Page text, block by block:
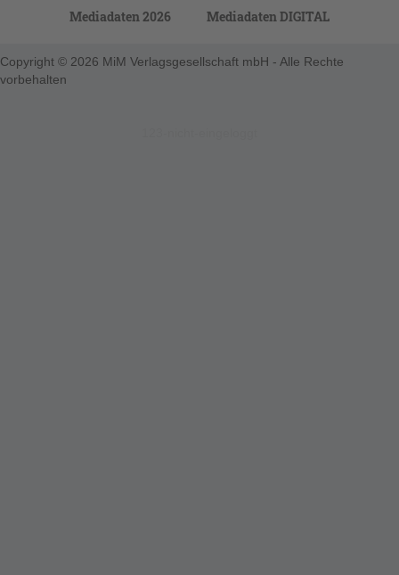
Mediadaten 2026 Mediadaten DIGITAL
Copyright © 2026 MiM Verlagsgesellschaft mbH - Alle Rechte
vorbehalten